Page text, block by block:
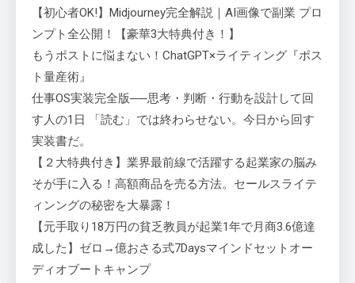
【初心者OK!】Midjourney完全解説｜AI画像で副業 プロ
ンプト全公開！【豪華3大特典付き！】
もうポストに悩まない！ChatGPT×ライティング『ポス
ト量産術』
仕事OS実装完全版──思考・判断・行動を設計して回
す人の1日 「読む」では終わらせない。今日から回す
実装書だ。
【２大特典付き】業界最前線で活躍する起業家の脳み
そが手に入る！高額商品を売る方法。セールスライテ
ィンングの秘密を大暴露！
【元手取り18万円の貧乏教員が起業1年で月商3.6億達
成した】ゼロ→億おさる式7Daysマインドセットオー
ディオブートキャンプ